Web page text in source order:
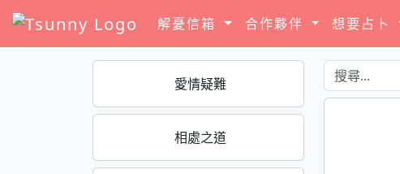
解憂信箱 合作夥伴 想要占卜
愛情疑難
相處之道